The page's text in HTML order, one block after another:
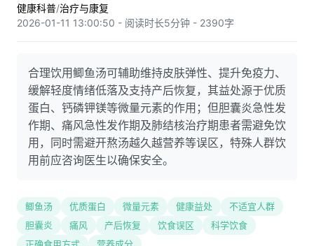
健康科普/治疗与康复
2026-01-11 13:00:50 - 阅读时长5分钟 - 2390字
合理饮用鲫鱼汤可辅助维持皮肤弹性、提升免疫力、
缓解轻度情绪低落及支持产后恢复，其益处源于优质
蛋白、钙磷钾镁等微量元素的作用；但胆囊炎急性发
作期、痛风急性发作期及肺结核治疗期患者需避免饮
用，同时需避开熬汤越久越营养等误区，特殊人群饮
用前应咨询医生以确保安全。
鲫鱼汤 优质蛋白 微量元素 健康益处
不适宜人群
胆囊炎
痛风 产后恢复 饮食误区
科学饮食